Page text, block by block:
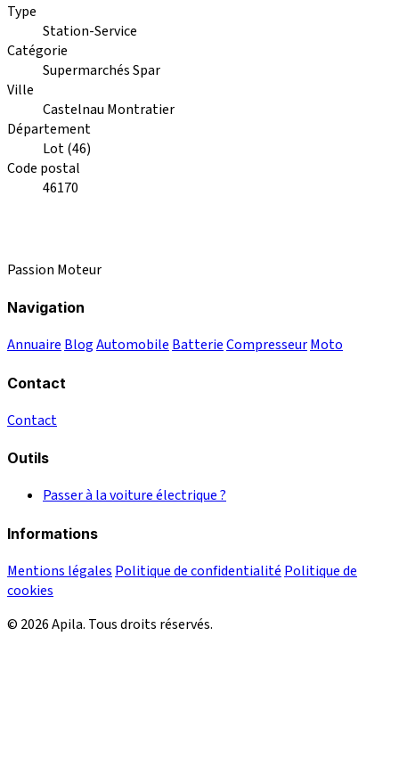
Type
Station-Service
Catégorie
Supermarchés Spar
Ville
Castelnau Montratier
Département
Lot (46)
Code postal
46170
Passion Moteur
Navigation
Annuaire BlogAutomobile BatterieCompresseurMoto
Contact
Contact
Outils
Passer à la voiture électrique ?
Informations
Mentions légales Politique de confidentialité Politique de
cookies
© 2026 Apila. Tous droits réservés.